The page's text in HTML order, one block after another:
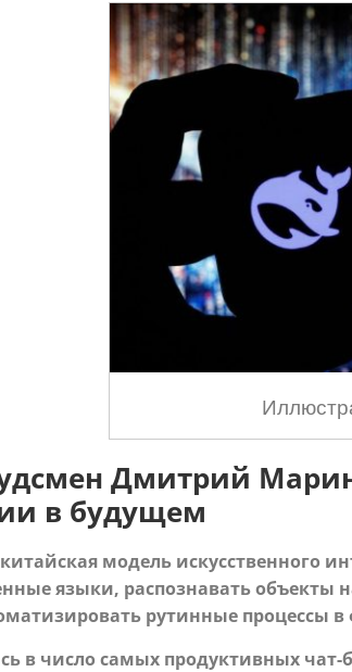
Дмитрий
в будущем
модель искусственного
языки, распознавать
рутинные процессы
в число самых продуктивных